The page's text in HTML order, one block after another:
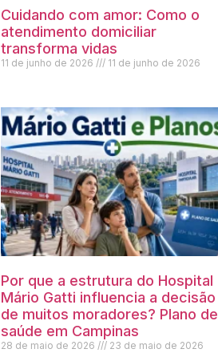
Cuidando com amor: Como o
atendimento domiciliar
transforma vidas
11 de junho de 2026 11 de junho de 2026
Por que a estrutura do Hospital
Mário Gatti influencia a decisão
de muitos moradores? Plano de
saúde em Campinas
28 de maio de 2026 23 de maio de 2026